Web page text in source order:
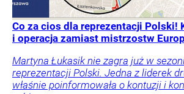
Co za cios dla reprezentacji Polski!
i operacja zamiast mistrzostw
Martyna Łukasik nie zagra już w
reprezentacji Polski. Jedna z liderek
właśnie poinformowała o kontuzji i